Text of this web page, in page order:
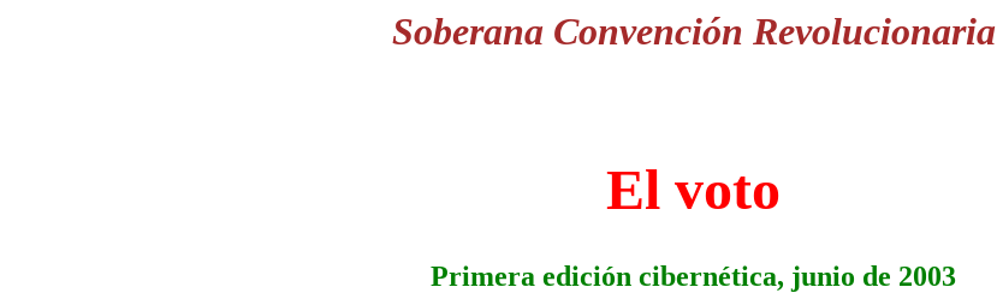
Soberana Convención Revolucionaria
El voto
Primera edición cibernética, junio de 2003